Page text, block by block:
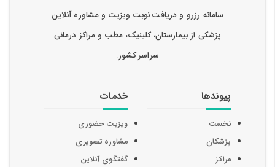
سامانه رزرو و دریافت نوبت ویزیت و مشاوره آنلاین
پزشکی از بیمارستان، کلینیک، مطب و مراکز درمانی
سراسر کشور.
پیوندها
نخست
پزشکان
مراکز
خدمات
ویزیت حضوری
مشاوره تصویری
گفتگوی آنلاین